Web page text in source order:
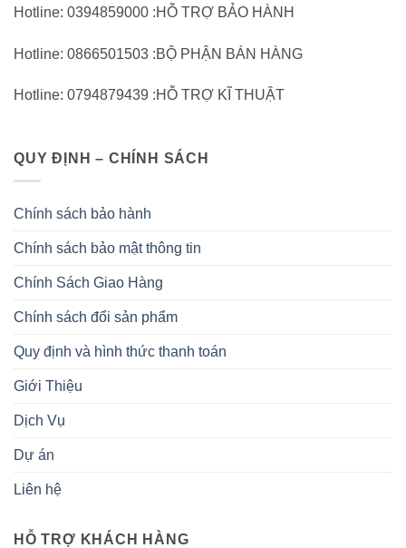
Hotline: 0394859000 :HỖ TRỢ BẢO HÀNH
Hotline: 0866501503 :BỘ PHẬN BÁN HÀNG
Hotline: 0794879439 :HỖ TRỢ KĨ THUẬT
QUY ĐỊNH – CHÍNH SÁCH
Chính sách bảo hành
Chính sách bảo mật thông tin
Chính Sách Giao Hàng
Chính sách đổi sản phẩm
Quy định và hình thức thanh toán
Giới Thiệu
Dịch Vụ
Dự án
Liên hệ
HỖ TRỢ KHÁCH HÀNG